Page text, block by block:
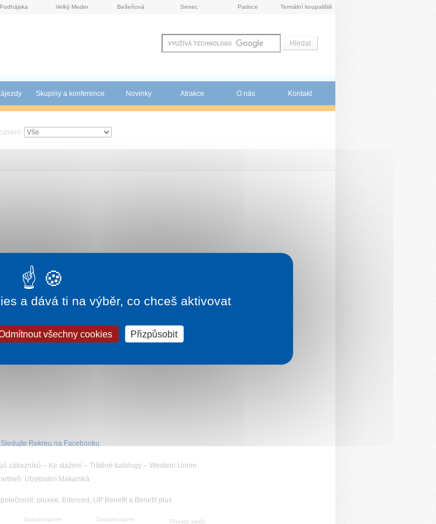
Podhájska Velký Meder Bešeňová Senec Patince Termální koupaliště
Skupiny a konference Novinky Atrakce O nás Kontakt
Sledujte Rekreu na Facebooku
zákazníků – Ke stažení – Tištěné katalogy– Western Union
: Ubytování Makarská
: pluxee, Edenred, UP Benefit a Benefit plus
Spolupracujeme Spolupracujeme Převody peněz
a dává ti na výběr, co chceš aktivovat
všechny cookies Přizpůsobit